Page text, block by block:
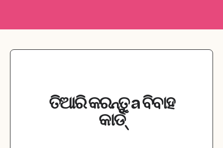
ତିଆରି କରନ୍ତୁaବିବାହ
କାର୍ଡ୍